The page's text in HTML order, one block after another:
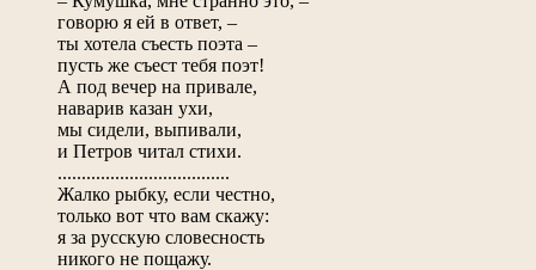
говорю я ей в ответ, –
ты хотела съесть поэта –
пусть же съест тебя поэт!
А под вечер на привале,
наварив казан ухи,
мы сидели, выпивали,
и Петров читал стихи.
....................................
Жалко рыбку, если честно,
только вот что вам скажу:
я за русскую словесность
никого не пощажу.